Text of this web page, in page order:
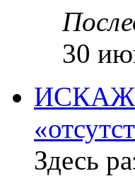
30
Здесь